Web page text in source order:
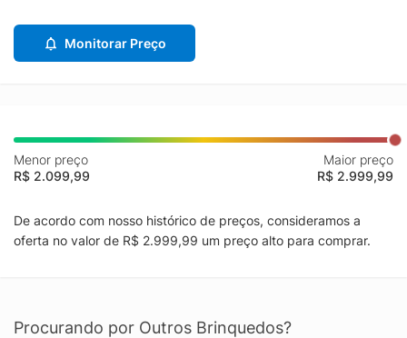
Monitorar Preço
Menor preço
R$ 2.099,99
Maior preço
R$ 2.999,99
De acordo com nosso histórico de preços, consideramos a
oferta no valor de R$ 2.999,99 um preço alto para comprar.
Procurando por Outros Brinquedos?